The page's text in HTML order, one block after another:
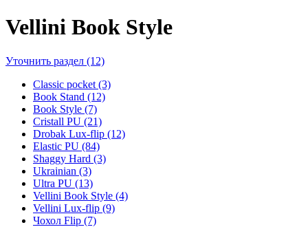
Vellini Book Style
Уточнить раздел (12)
Classic pocket (3)
Book Stand (12)
Book Style (7)
Cristall PU (21)
Drobak Lux-flip (12)
Elastic PU (84)
Shaggy Hard (3)
Ukrainian (3)
Ultra PU (13)
Vellini Book Style (4)
Vellini Lux-flip (9)
Чохол Flip (7)